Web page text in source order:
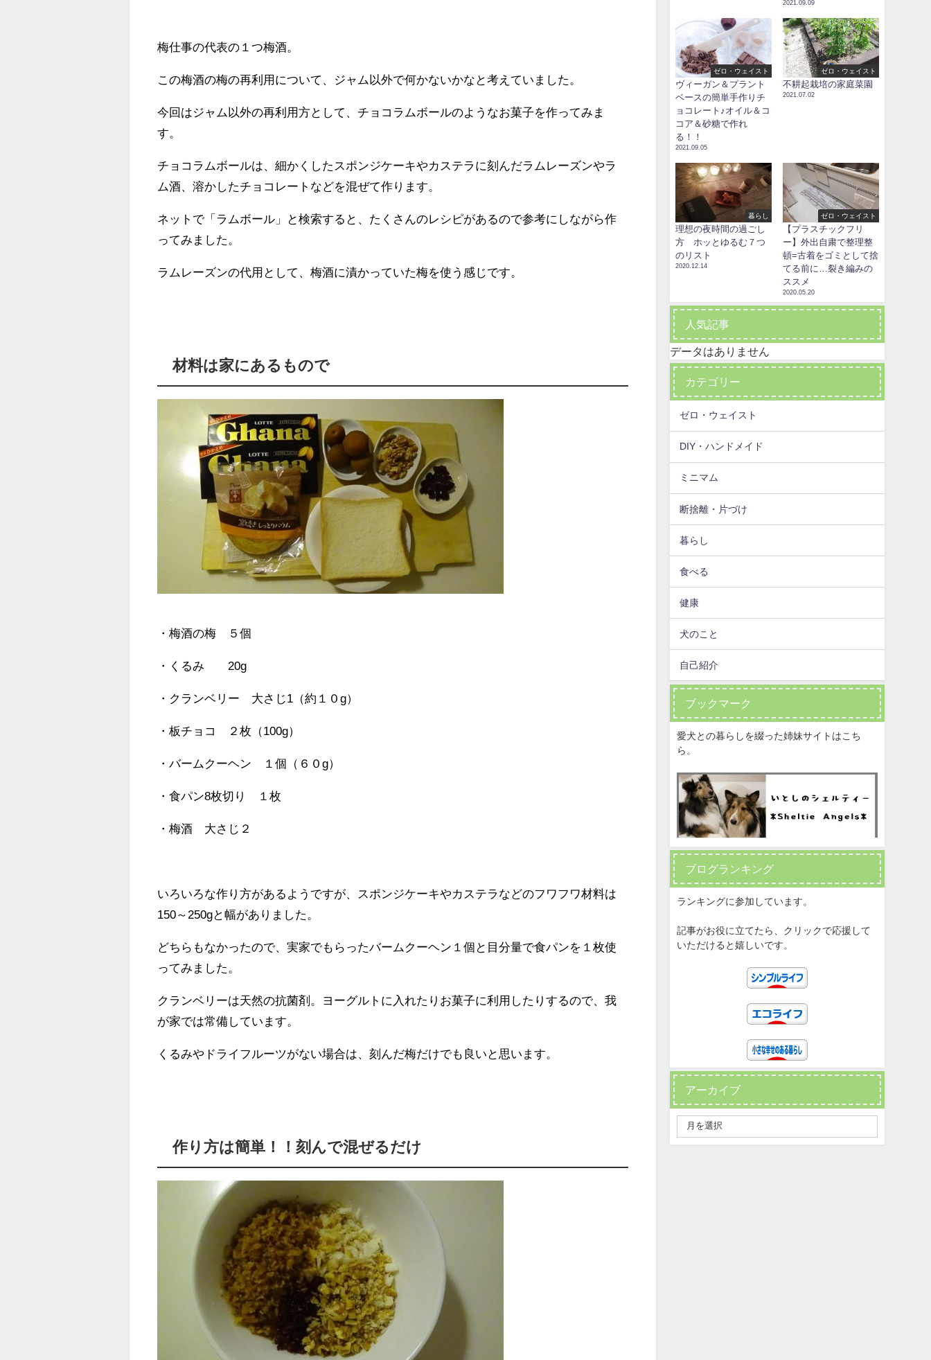
梅仕事の代表の１つ梅酒。
この梅酒の梅の再利用について、ジャム以外で何かないかなと考えていました。
今回はジャム以外の再利用方として、チョコラムボールのようなお菓子を作ってみま
す。
チョコラムボールは、細かくしたスポンジケーキやカステラに刻んだラムレーズンやラ
ム酒、溶かしたチョコレートなどを混ぜて作ります。
ネットで「ラムボール」と検索すると、たくさんのレシピがあるので参考にしながら作
ってみました。
ラムレーズンの代用として、梅酒に漬かっていた梅を使う感じです。
材料は家にあるもので
・梅酒の梅 ５個
・くるみ 20g
・クランベリー 大さじ1（約１０g）
・板チョコ ２枚（100g）
・バームクーヘン １個（６０g）
・食パン8枚切り １枚
・梅酒 大さじ２
いろいろな作り方があるようですが、スポンジケーキやカステラなどのフワフワ材料は
150～250gと幅がありました。
どちらもなかったので、実家でもらったバームクーヘン１個と目分量で食パンを１枚使
ってみました。
クランベリーは天然の抗菌剤。ヨーグルトに入れたりお菓子に利用したりするので、我
が家では常備しています。
くるみやドライフルーツがない場合は、刻んだ梅だけでも良いと思います。
作り方は簡単！！刻んで混ぜるだけ
2021.09.09
ゼロ・ウェイスト
ヴィーガン＆プラント
ベースの簡単手作りチ
ョコレート♪オイル＆コ
コア＆砂糖で作れ
る！！
2021.09.05
ゼロ・ウェイスト
不耕起栽培の家庭菜園
2021.07.02
暮らし
理想の夜時間の過ごし
方 ホッとゆるむ７つ
のリスト
2020.12.14
ゼロ・ウェイスト
【プラスチックフリ
ー】外出自粛で整理整
頓=古着をゴミとして捨
てる前に…裂き編みの
ススメ
2020.05.20
人気記事
データはありません
カテゴリー
ゼロ・ウェイスト
DIY・ハンドメイド
ミニマム
断捨離・片づけ
暮らし
食べる
健康
犬のこと
自己紹介
ブックマーク
愛犬との暮らしを綴った姉妹サイトはこち
ら。
ブログランキング
ランキングに参加しています。
記事がお役に立てたら、クリックで応援して
いただけると嬉しいです。
アーカイブ